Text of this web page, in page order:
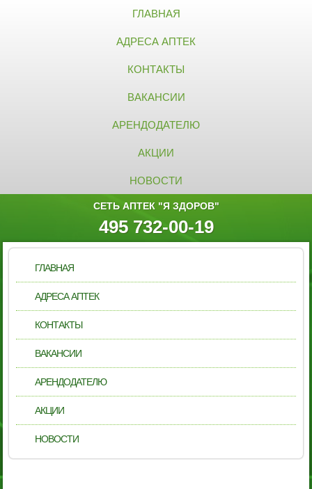
ГЛАВНАЯ
АДРЕСА АПТЕК
КОНТАКТЫ
ВАКАНСИИ
АРЕНДОДАТЕЛЮ
АКЦИИ
НОВОСТИ
СЕТЬ АПТЕК "Я ЗДОРОВ"
495 732-00-19
ГЛАВНАЯ
АДРЕСА АПТЕК
КОНТАКТЫ
ВАКАНСИИ
АРЕНДОДАТЕЛЮ
АКЦИИ
НОВОСТИ